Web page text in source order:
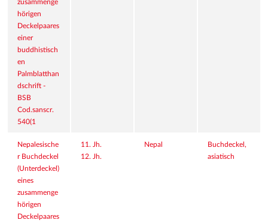
zusammenge
hörigen
Deckelpaares
einer
buddhistisch
en
Palmblatthan
dschrift -
BSB
Cod.sanscr.
540(1
Nepalesische
r Buchdeckel
(Unterdeckel)
eines
zusammenge
hörigen
Deckelpaares
11. Jh.
12. Jh.
Nepal
Buchdeckel,
asiatisch